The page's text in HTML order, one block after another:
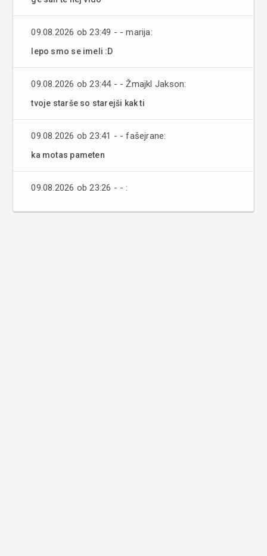
09.08.2026 ob 23:49 - - marija:
lepo smo se imeli :D
09.08.2026 ob 23:44 - - Žmajkl Jakson:
tvoje starše so starejši kak ti
09.08.2026 ob 23:41 - - fašejrane:
ka motas pameten
09.08.2026 ob 23:26 - - :